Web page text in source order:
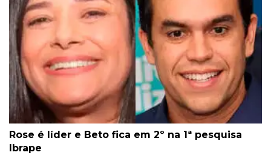
Rose é líder e Beto fica em 2º na 1ª pesquisa
Ibrape